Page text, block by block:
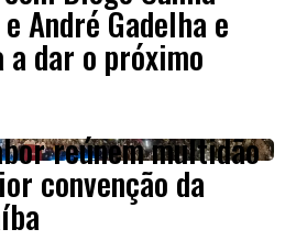
André Gadelha e
a dar o próximo
reúnem multidão
convenção da